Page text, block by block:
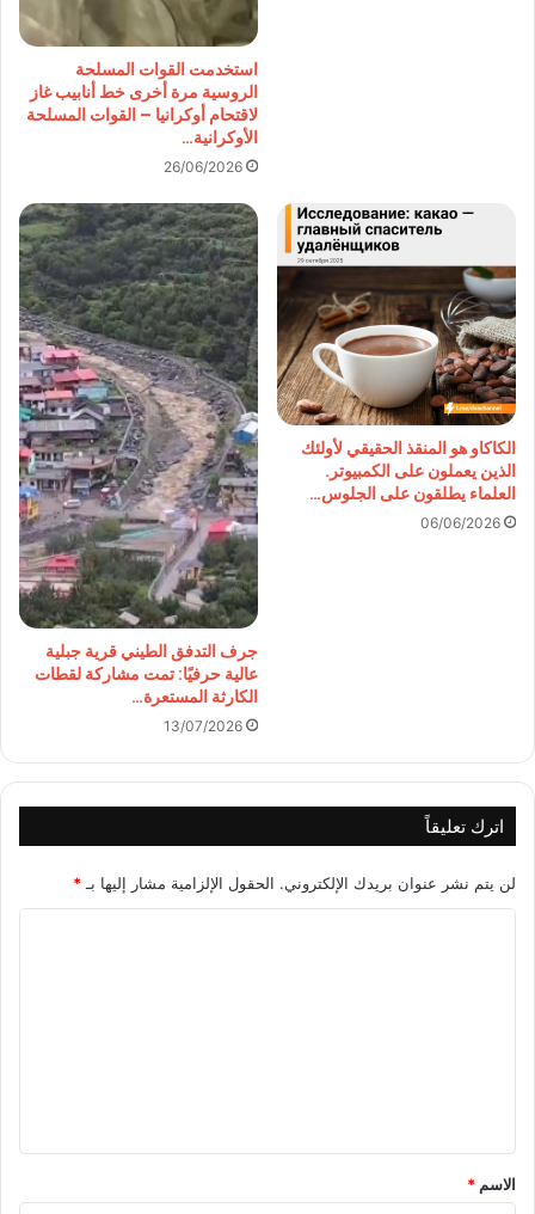
استخدمت القوات المسلحة
الروسية مرة أخرى خط أنابيب غاز
لاقتحام أوكرانيا – القوات المسلحة
الأوكرانية…
26/06/2026
الكاكاو هو المنقذ الحقيقي لأولئك
الذين يعملون على الكمبيوتر.
العلماء يطلقون على الجلوس…
06/06/2026
جرف التدفق الطيني قرية جبلية
عالية حرفيًا: تمت مشاركة لقطات
الكارثة المستعرة…
13/07/2026
اترك تعليقاً
لن يتم نشر عنوان بريدك الإلكتروني. الحقول الإلزامية مشار إليها بـ *
*
الاسم *